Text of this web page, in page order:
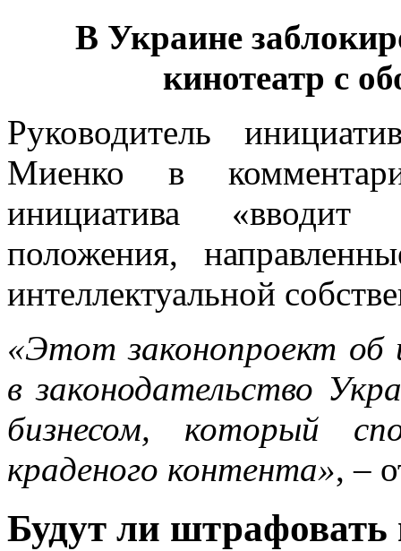
В Украине
кинотеатр с
Руководитель
Миенко в
инициатива «вводит
положения,
интеллектуальной
«Этот законопроект
в законодательство
бизнесом, который
краденого контента», –
Будут ли штрафовать